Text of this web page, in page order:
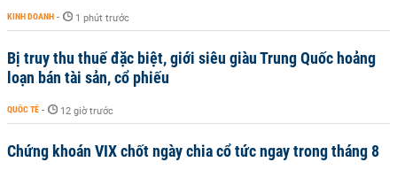
KINH DOANH - 1 phút trước
Bị truy thu thuế đặc biệt, giới siêu giàu Trung Quốc hoảng
loạn bán tài sản, cổ phiếu
QUỐC TẾ - 12 giờ trước
Chứng khoán VIX chốt ngày chia cổ tức ngay trong tháng 8